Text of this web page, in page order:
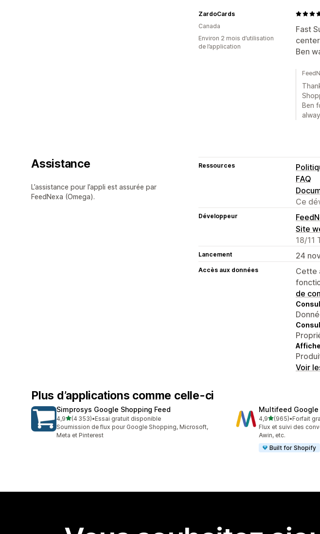
Fast
Ben
ZardoCards
Canada
Environ 2 mois d’utilisation
de l’application
Ben
Assistance
L’assistance pour l’appli est assurée par
FeedNexa (Omega).
Ressources
FAQ
Ce
Développeur
Site
18/11
Lancement 24
Accès aux données
Cette
de
Voir
Plus d’applications comme celle-ci
Simprosys Google Shopping Feed
4,9étoile(s) sur 5
(4 353)
4353 avis au total
•Essai gratuit disponible
Soumission de flux pour Google Shopping, Microsoft,
Meta et Pinterest
Multifeed Google
4,9étoile(s) sur 5
(965)
965 avis au total
•Forfait
Flux et suivi des
Awin, etc.
Built for Shopify